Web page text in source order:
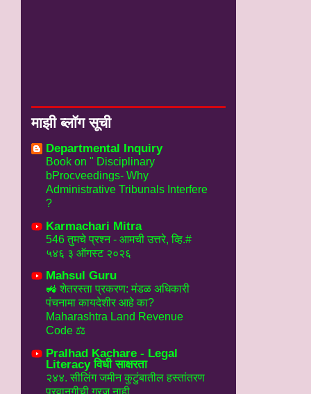
माझी ब्लॉग सूची
Departmental Inquiry
Book on " Disciplinary
bProcveedings- Why
Administrative Tribunals Interfere
?
Karmachari Mitra
546 तुमचे प्रश्न - आमची उत्तरे, व्हि.#
५४६ ३ ऑगस्ट २०२६
Mahsul Guru
🚜 शेतरस्ता प्रकरण: मंडळ अधिकारी
पंचनामा कायदेशीर आहे का?
Maharashtra Land Revenue
Code ⚖️
Pralhad Kachare - Legal
Literacy विधी साक्षरता
२४४. सीलिंग जमीन कुटुंबातील हस्तांतरण
परवानगीची गरज नाही